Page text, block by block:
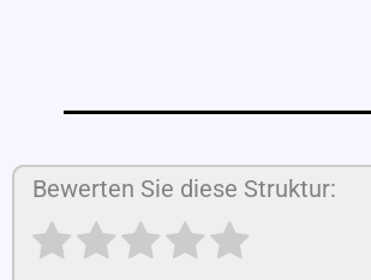
Bewerten Sie diese Struktur: